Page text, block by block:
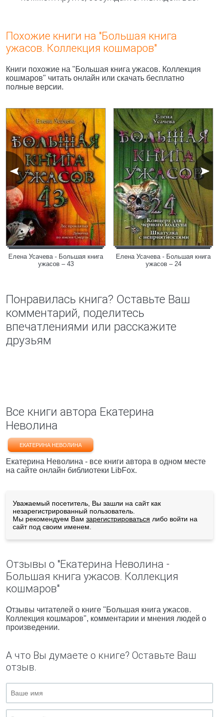
Похожие книги на "Большая книга
ужасов. Коллекция кошмаров"
Книги похожие на "Большая книга ужасов. Коллекция
кошмаров" читать онлайн или скачать бесплатно
полные версии.
Елена Усачева - Большая книга
ужасов – 43
Елена Усачева - Большая книга
ужасов – 24
Понравилась книга? Оставьте Ваш
комментарий, поделитесь
впечатлениями или расскажите
друзьям
Все книги автора Екатерина
Неволина
ЕКАТЕРИНА НЕВОЛИНА
Екатерина Неволина - все книги автора в одном месте
на сайте онлайн библиотеки LibFox.
Уважаемый посетитель, Вы зашли на сайт как
незарегистрированный пользователь.
Мы рекомендуем Вам зарегистрироваться либо войти на
сайт под своим именем.
Отзывы о "Екатерина Неволина -
Большая книга ужасов. Коллекция
кошмаров"
Отзывы читателей о книге "Большая книга ужасов.
Коллекция кошмаров", комментарии и мнения людей о
произведении.
А что Вы думаете о книге? Оставьте Ваш
отзыв.